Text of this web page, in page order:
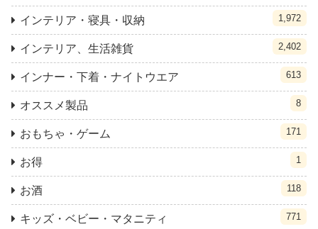
インテリア・寝具・収納 1,972
インテリア、生活雑貨 2,402
インナー・下着・ナイトウエア 613
オススメ製品 8
おもちゃ・ゲーム 171
お得 1
お酒 118
キッズ・ベビー・マタニティ 771